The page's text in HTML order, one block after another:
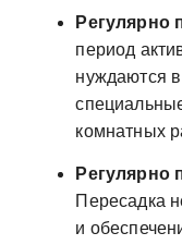
Регулярно
период
нуждаются
комнатных
Регулярно
Пересадка
и